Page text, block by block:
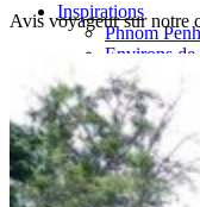
Inspirations
Phnom Penh
Environs de
Siem Reap
Temples
Autour
Battambang
Autour du
Ratanakiri
Avis voyageur sur notre